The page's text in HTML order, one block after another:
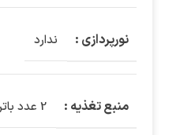
نورپردازی : ندارد
منبع تغذیه : 2 عدد باتری AAA